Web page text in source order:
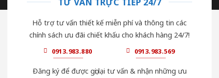
Hỗ trợ tư vấn thiết kế miễn phí và thông tin các
chính sách ưu đãi chiết khấu cho khách hàng 24/7!
0913.983.880 0913.983.569
Đăng ký để được gọi lại tư vấn & nhận những ưu